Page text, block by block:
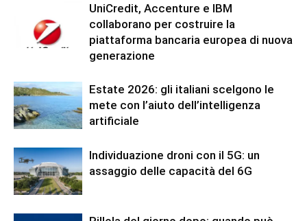
UniCredit, Accenture e IBM
collaborano per costruire la
piattaforma bancaria europea di nuova
generazione
Estate 2026: gli italiani scelgono le
mete con l’aiuto dell’intelligenza
artificiale
Individuazione droni con il 5G: un
assaggio delle capacità del 6G